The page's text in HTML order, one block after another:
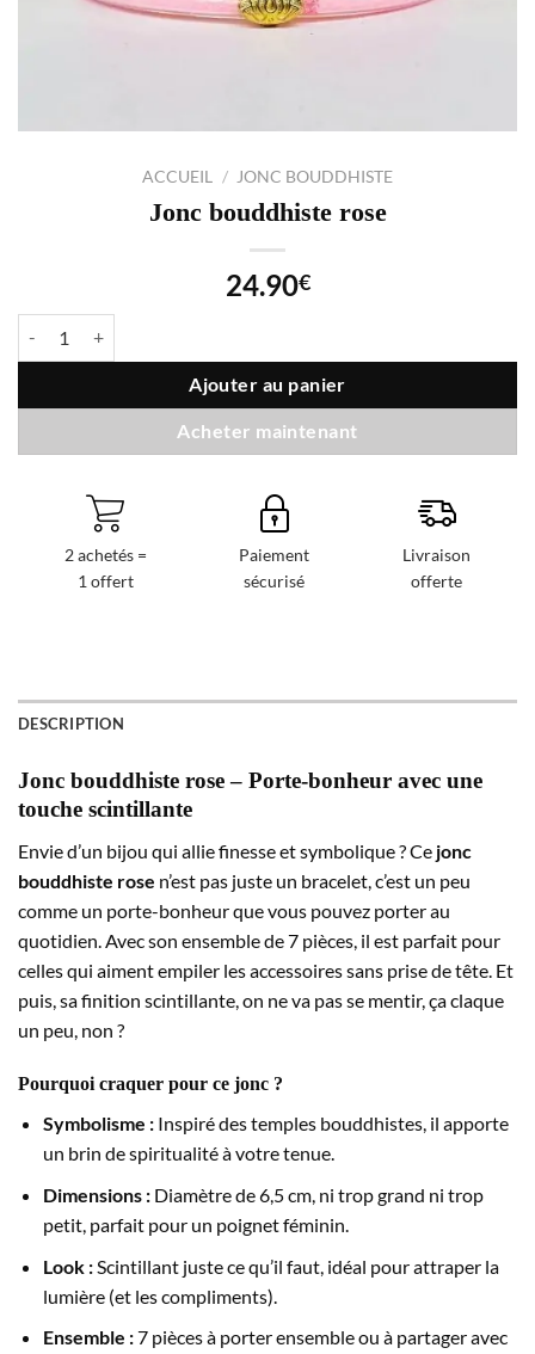
ACCUEIL / JONC BOUDDHISTE
Jonc bouddhiste rose
24.90€
Ajouter au panier
Acheter maintenant
2 achetés =
1 offert
Paiement
sécurisé
Livraison
offerte
DESCRIPTION
Jonc bouddhiste rose – Porte-bonheur avec une
touche scintillante
Envie d’un bijou qui allie finesse et symbolique ? Ce jonc
bouddhiste rose n’est pas juste un bracelet, c’est un peu
comme un porte-bonheur que vous pouvez porter au
quotidien. Avec son ensemble de 7 pièces, il est parfait pour
celles qui aiment empiler les accessoires sans prise de tête. Et
puis, sa finition scintillante, on ne va pas se mentir, ça claque
un peu, non ?
Pourquoi craquer pour ce jonc ?
Symbolisme :Inspiré des temples bouddhistes, il apporte
un brin de spiritualité à votre tenue.
Dimensions :Diamètre de 6,5 cm, ni trop grand ni trop
petit, parfait pour un poignet féminin.
Look :Scintillant juste ce qu’il faut, idéal pour attraper la
lumière (et les compliments).
Ensemble :7 pièces à porter ensemble ou à partager avec